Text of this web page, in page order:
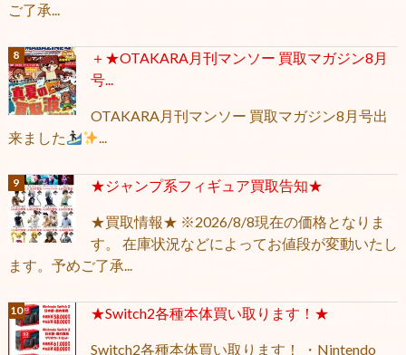
ご了承...
＋★OTAKARA月刊マンソー 買取マガジン8月
号...
OTAKARA月刊マンソー 買取マガジン8月号出
来ました
...
★ジャンプ系フィギュア買取告知★
★買取情報★ ※2026/8/8現在の価格となりま
す。 在庫状況などによってお値段が変動いたし
ます。予めご了承...
★Switch2各種本体買い取ります！★
Switch2各種本体買い取ります！ ・Nintendo